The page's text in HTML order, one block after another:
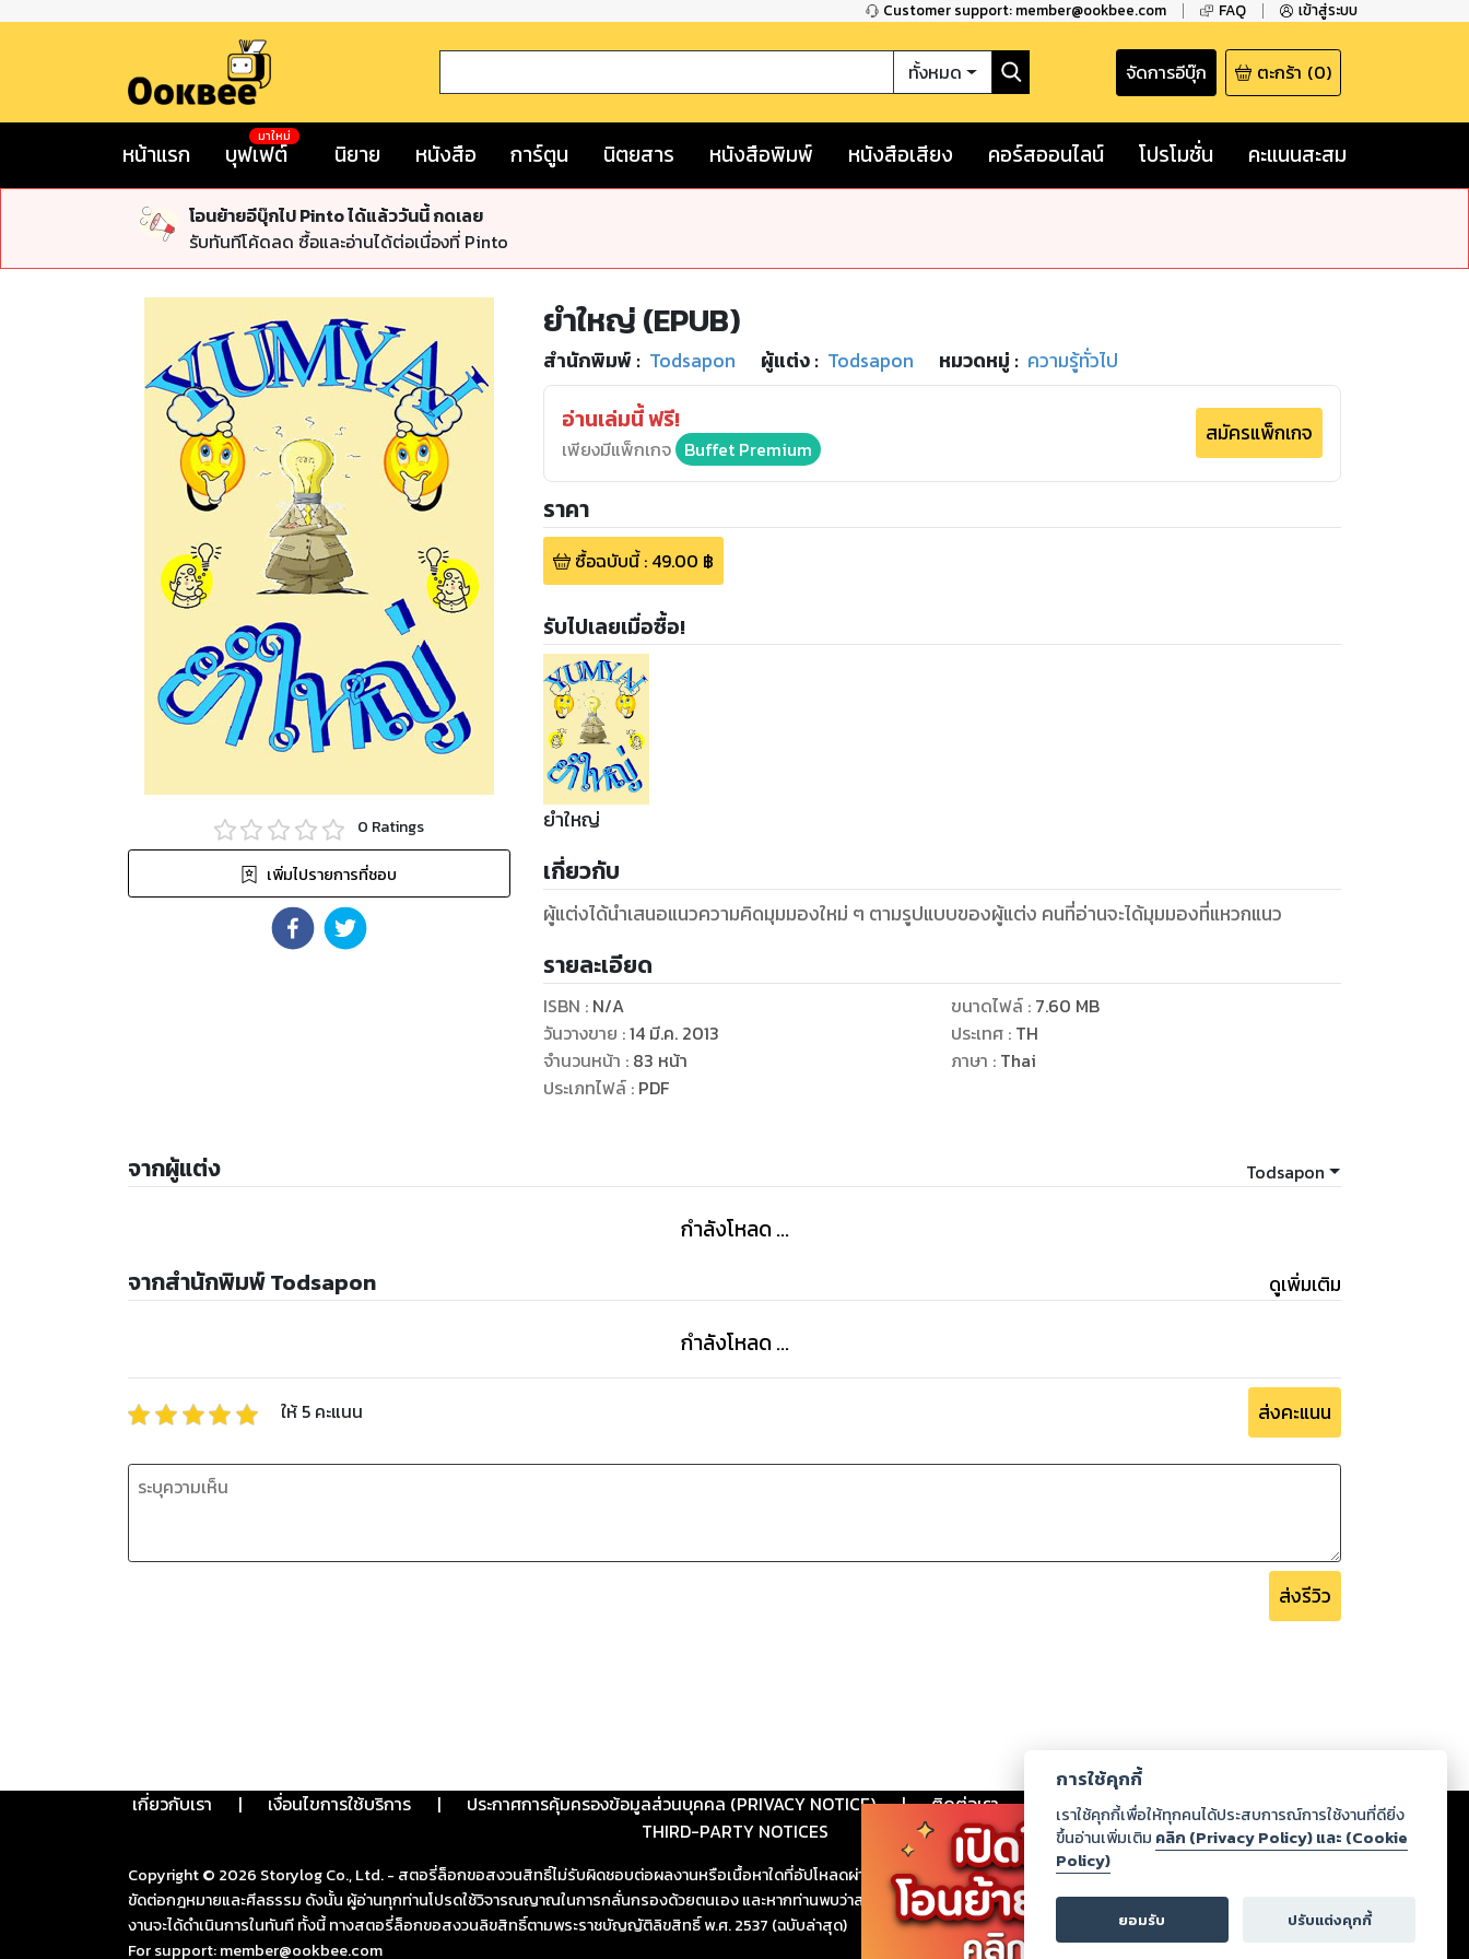
Customer support: member@ookbee.com FAQ เข้าสู่ระบบ
ทั้งหมด จัดการอีบุ๊ก ตะกร้า (0)
หน้าแรก บุฟเฟต์
มาใหม่
นิยาย หนังสือ การ์ตูน นิตยสาร หนังสือพิมพ์ หนังสือเสียง คอร์สออนไลน์ โปรโมชั่น คะแนนสะสม
โอนย้ายอีบุ๊กไป Pinto ได้แล้ววันนี้ กดเลย
รับทันทีโค้ดลด ซื้อและอ่านได้ต่อเนื่องที่ Pinto
0 Ratings
เพิ่มไปรายการที่ชอบ
ยำใหญ่ (EPUB)
สำนักพิมพ์ : Todsapon ผู้แต่ง : Todsapon หมวดหมู่ : ความรู้ทั่วไป
อ่านเล่มนี้ ฟรี!
เพียงมีแพ็กเกจ Buffet Premium
สมัครแพ็กเกจ
ราคา
ซื้อฉบับนี้: 49.00 ฿
รับไปเลยเมื่อซื้อ!
ยำใหญ่
เกี่ยวกับ
ผู้แต่งได้นำเสนอแนวความคิดมุมมองใหม่ ๆ ตามรูปแบบของผู้แต่ง คนที่อ่านจะได้มุมมองที่แหวกแนว
รายละเอียด
ISBN : N/A
วันวางขาย :14 มี.ค. 2013
จำนวนหน้า : 83 หน้า
ประเภทไฟล์: PDF
ขนาดไฟล์: 7.60 MB
ประเทศ : TH
ภาษา : Thai
จากผู้แต่ง Todsapon
กำลังโหลด ...
จากสำนักพิมพ์ Todsapon ดูเพิ่มเติม
กำลังโหลด ...
ให้ 5 คะแนน ส่งคะแนน
ส่งรีวิว
เกี่ยวกับเรา | เงื่อนไขการใช้บริการ | ประกาศการคุ้มครองข้อมูลส่วนบุคคล (PRIVACY NOTICE) | ติดต่อเรา ร่วมงานกับเรา ดาวน์โหลด
THIRD-PARTY NOTICES
Copyright © 2026 Storylog Co., Ltd. - สตอรี่ล็อกขอสงวนสิทธิ์ไม่รับผิดชอบต่อผลงานหรือเนื้อหาใดที่อัปโหลดผ่านเว็บไซต์และปรากฏว่าละเมิดสิทธิในทรัพย์สินทางปัญญาของบุคคลอื่นหรือ
ขัดต่อกฎหมายและศีลธรรม ดังนั้น ผู้อ่านทุกท่านโปรดใช้วิจารณญาณในการกลั่นกรองด้วยตนเอง และหากท่านพบว่าส่วนหนึ่งส่วนใดขัดต่อกฎหมายและศีลธรรม กรุณาแจ้งมายังบริษัท เพื่อทีม
งานจะได้ดำเนินการในทันที ทั้งนี้ ทางสตอรี่ล็อกขอสงวนลิขสิทธิ์ตามพระราชบัญญัติลิขสิทธิ์ พ.ศ. 2537 (ฉบับล่าสุด)
For support: member@ookbee.com
การใช้คุกกี้
เราใช้คุกกี้เพื่อให้ทุกคนได้ประสบการณ์การใช้งานที่ดียิ่ง
ขึ้นอ่านเพิ่มเติม คลิก (Privacy Policy) และ (Cookie
Policy)
ยอมรับ ปรับแต่งคุกกี้